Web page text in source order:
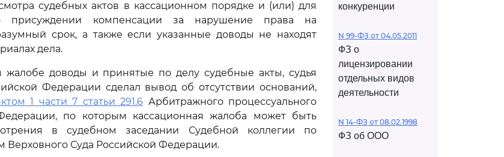
судебных актов в кассационном порядке и (или) для
присуждении компенсации за нарушение права на
срок, а также если указанные доводы не находят
дела.
доводы и принятые по делу судебные акты, судья
Федерации сделал вывод об отсутствии оснований,
1 части 7 статьи 291.6 Арбитражного процессуального
по которым кассационная жалоба может быть
в судебном заседании Судебной коллегии по
Верховного Суда Российской Федерации.
конкуренции
N 99-ФЗ от 04.05.2011
ФЗ о
лицензировании
отдельных видов
деятельности
N 14-ФЗ от 08.02.1998
ФЗ об ООО